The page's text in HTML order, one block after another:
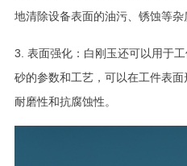
地清除设备表面的油污、锈蚀等杂
3. 表面强化：白刚玉还可以用于
砂的参数和工艺，可以在工件表
耐磨性和抗腐蚀性。